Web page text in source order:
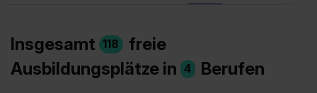
Insgesamt 118 freie
Ausbildungsplätze in 4 Berufen